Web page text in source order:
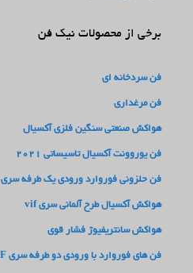
برخی از محصولات نیک فن
فن سردخانه ای
فن مرغداری
هواکش صنعتی سنگین فلزی آکسیال
فن یوروونت آکسیال تاسیساتی 2021
فن حلزونی فوروارد ورودی یک طرفه سری BEF
هواکش آکسیال طرح آلمانی سری vif
هواکش سانتریفیوژ فشار قوی
فن های فوروارد با ورودی دو طرفه سری BEF